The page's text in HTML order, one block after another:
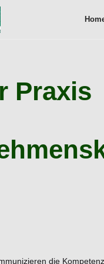
Praxis
die